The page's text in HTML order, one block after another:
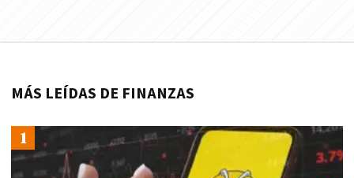
MÁS LEÍDAS DE FINANZAS